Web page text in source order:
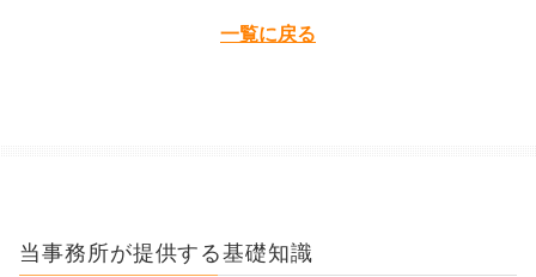
一覧に戻る
当事務所が提供する基礎知識